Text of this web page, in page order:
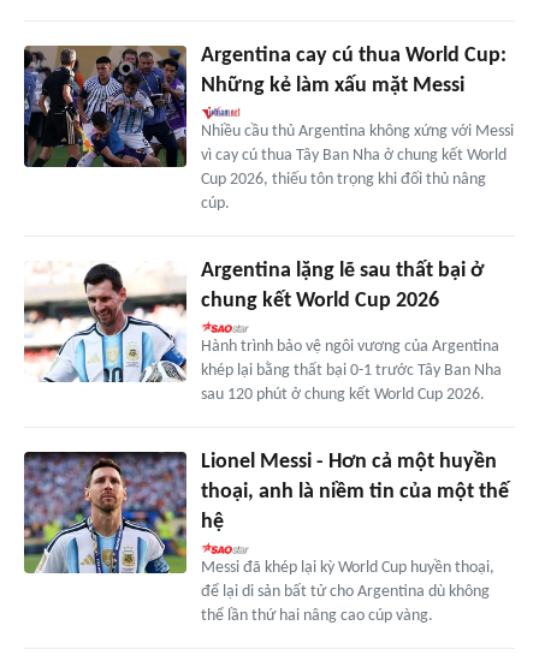
Argentina cay cú thua World Cup:
Những kẻ làm xấu mặt Messi
Nhiều cầu thủ Argentina không xứng với Messi
vì cay cú thua Tây Ban Nha ở chung kết World
Cup 2026, thiếu tôn trọng khi đối thủ nâng
cúp.
Argentina lặng lẽ sau thất bại ở
chung kết World Cup 2026
Hành trình bảo vệ ngôi vương của Argentina
khép lại bằng thất bại 0-1 trước Tây Ban Nha
sau 120 phút ở chung kết World Cup 2026.
Lionel Messi - Hơn cả một huyền
thoại, anh là niềm tin của một thế
hệ
Messi đã khép lại kỳ World Cup huyền thoại,
để lại di sản bất tử cho Argentina dù không
thể lần thứ hai nâng cao cúp vàng.